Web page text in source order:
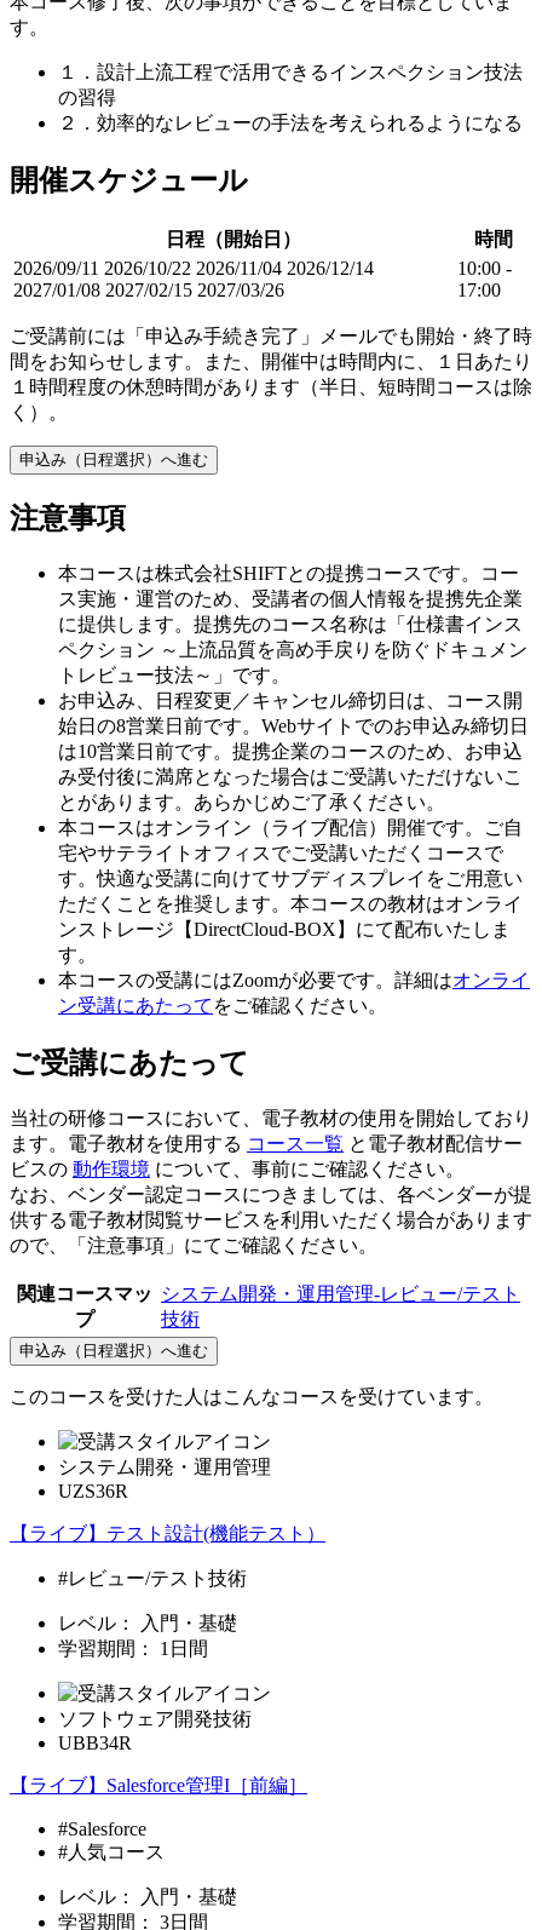
す。
１．設計上流工程で活用できるインスペクション技法
の習得
２．効率的なレビューの手法を考えられるようになる
開催スケジュール
日程（開始日）
時間
2026/09/11 2026/10/22 2026/11/04 2026/12/14
2027/01/08 2027/02/15 2027/03/26
10:00 -
17:00
ご受講前には「申込み手続き完了」メールでも開始・終了時
間をお知らせします。また、開催中は時間内に、１日あたり
１時間程度の休憩時間があります（半日、短時間コースは除
く）。
申込み（日程選択）へ進む
注意事項
本コースは株式会社SHIFTとの提携コースです。コー
ス実施・運営のため、受講者の個人情報を提携先企業
に提供します。提携先のコース名称は「仕様書インス
ペクション ～上流品質を高め手戻りを防ぐドキュメン
トレビュー技法～」です。
お申込み、日程変更／キャンセル締切日は、コース開
始日の8営業日前です。Webサイトでのお申込み締切日
は10営業日前です。提携企業のコースのため、お申込
み受付後に満席となった場合はご受講いただけないこ
とがあります。あらかじめご了承ください。
本コースはオンライン（ライブ配信）開催です。ご自
宅やサテライトオフィスでご受講いただくコースで
す。快適な受講に向けてサブディスプレイをご用意い
ただくことを推奨します。本コースの教材はオンライ
ンストレージ【DirectCloud-BOX】にて配布いたしま
す。
本コースの受講にはZoomが必要です。詳細はオンライ
ン受講にあたって をご確認ください。
ご受講にあたって
当社の研修コースにおいて、電子教材の使用を開始しており
ます。電子教材を使用する コース一覧 と電子教材配信サー
ビスの 動作環境 について、事前にご確認ください。
なお、ベンダー認定コースにつきましては、各ベンダーが提
供する電子教材閲覧サービスを利用いただく場合があります
ので、「注意事項」にてご確認ください。
関連コースマッ
プ
システム開発・運用管理-レビュー/テスト
技術
申込み（日程選択）へ進む
このコースを受けた人はこんなコースを受けています。
システム開発・運用管理
UZS36R
【ライブ】テスト設計(機能テスト）
#レビュー/テスト技術
レベル：
入門・基礎
学習期間：
1日間
ソフトウェア開発技術
UBB34R
【ライブ】Salesforce管理I［前編］
#Salesforce
#人気コース
レベル：
入門・基礎
学習期間：
3日間